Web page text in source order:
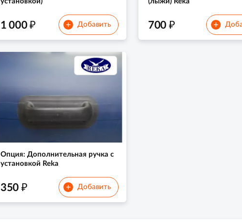
1 000₽ + Добавить 700 ₽ +
Опция: Дополнительная ручка с
установкой Reka
350 ₽ + Добавить